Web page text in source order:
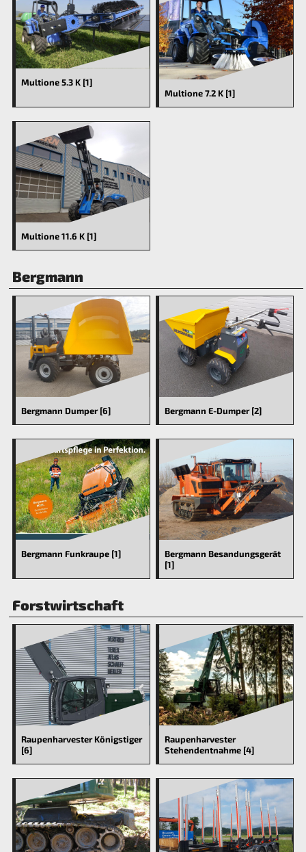
Multione 5.3 K [1]
Multione 7.2 K [1]
Multione 11.6 K [1]
Bergmann
Bergmann Dumper [6] Bergmann E-Dumper [2]
Bergmann Funkraupe [1]
Bergmann Besandungsgerät
[1]
Forstwirtschaft
Raupenharvester Königstiger
[6]
Raupenharvester
Stehendentnahme [4]